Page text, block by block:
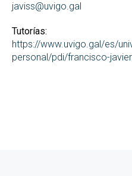
javiss@uvigo.gal
Tutorías:
https://www.uvigo.gal/es/
personal/pdi/francisco-